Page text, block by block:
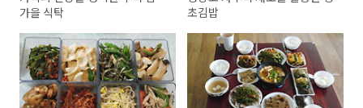
가을 식탁
초김밥